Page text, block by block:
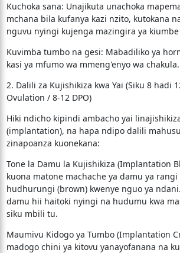
​Kuchoka sana: Unajikuta unachoka
mchana bila kufanya kazi nzito, kutokana
nguvu nyingi kujenga mazingira ya kiumbe
​Kuvimba tumbo na gesi: Mabadiliko ya
kasi ya mfumo wa mmeng'enyo wa chakula.
​2. Dalili za Kujishikiza kwa Yai (Siku 8 hadi
Ovulation / 8-12 DPO)
​Hiki ndicho kipindi ambacho yai
(implantation), na hapa ndipo dalili
zinapoanza kuonekana:
​Tone la Damu la Kujishikiza (Implantation
kuona matone machache ya damu ya
hudhurungi (brown) kwenye nguo ya
damu hii haitoki nyingi na hudumu kwa
siku mbili tu.
​Maumivu Kidogo ya Tumbo (Implantation
madogo chini ya kitovu yanayofanana na